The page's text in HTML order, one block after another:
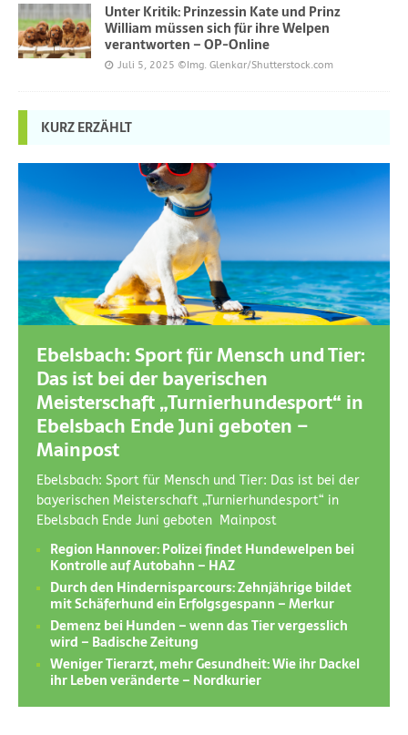
Unter Kritik: Prinzessin Kate und Prinz
William müssen sich für ihre Welpen
verantworten – OP-Online
Juli 5, 2025 ©Img. Glenkar/Shutterstock.com
KURZ ERZÄHLT
Ebelsbach: Sport für Mensch und Tier:
Das ist bei der bayerischen
Meisterschaft „Turnierhundesport“ in
Ebelsbach Ende Juni geboten –
Mainpost
Ebelsbach: Sport für Mensch und Tier: Das ist bei der
bayerischen Meisterschaft „Turnierhundesport“ in
Ebelsbach Ende Juni geboten Mainpost
Region Hannover: Polizei findet Hundewelpen bei
Kontrolle auf Autobahn – HAZ
Durch den Hindernisparcours: Zehnjährige bildet
mit Schäferhund ein Erfolgsgespann – Merkur
Demenz bei Hunden – wenn das Tier vergesslich
wird – Badische Zeitung
Weniger Tierarzt, mehr Gesundheit: Wie ihr Dackel
ihr Leben veränderte – Nordkurier